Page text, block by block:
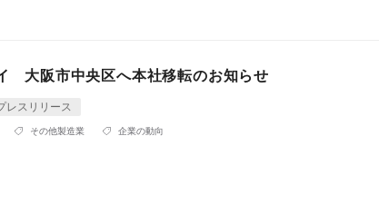
大阪市中央区へ本社移転のお知らせ
レスリリース
その他製造業 企業の動向